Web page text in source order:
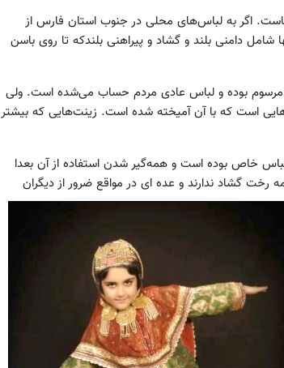
اگر به لباس‌های محلی در جنوب استان فارس از
دامنی بلند و گشاد و پیراهنی بلندکه تا روی باسن
بوده و لباس عادی مردم حساب می‌شده است. ولی
است که با آن آمیخته شده است. زینت‌هایی که بیشتر
خاص بوده است و همه‌گیر شدن استفاده از آن بعدا
رخت گشاد ندارند و عده ای در مواقع ضرور از دیگران